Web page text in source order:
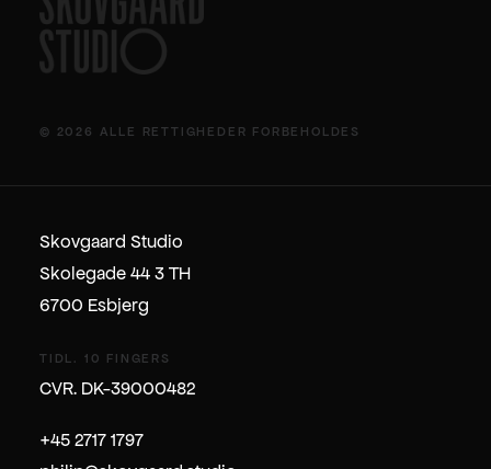
© 2026 ALLE RETTIGHEDER FORBEHOLDES
Skovgaard Studio
Skolegade 44 3 TH
6700 Esbjerg
TIDL. 10 FINGERS
CVR. DK-39000482
+45 2717 1797